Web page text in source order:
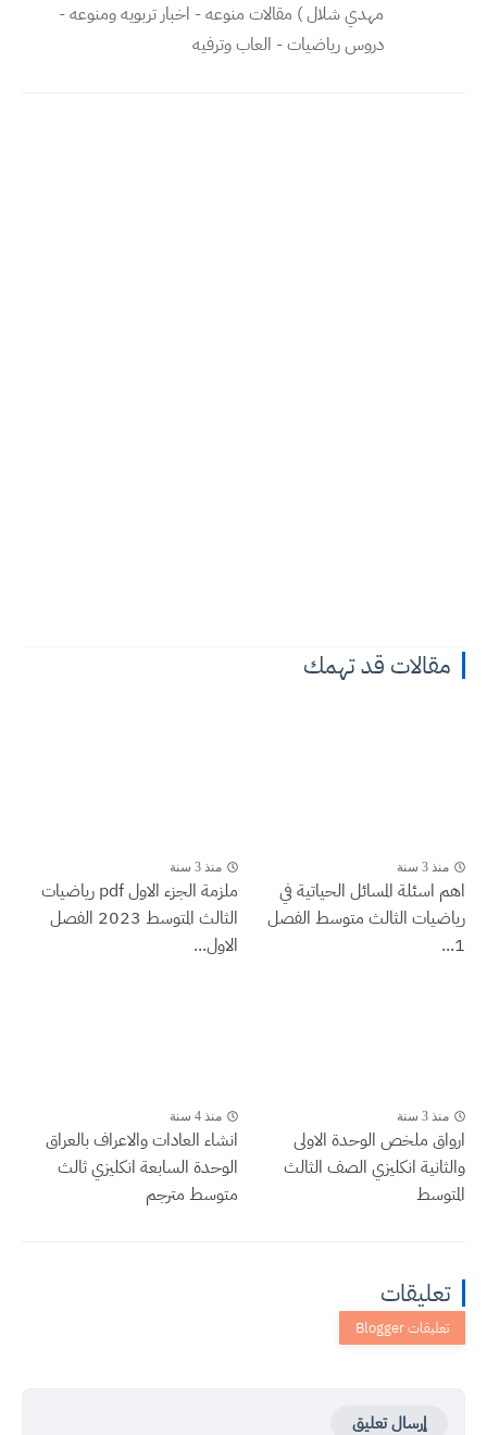
مهدي شلال ) مقالات منوعه - اخبار تربويه ومنوعه -
دروس رياضيات - العاب وترفيه
مقالات قد تهمك
منذ 3 سنة
اهم اسئلة المسائل الحياتية في
رياضيات الثالث متوسط الفصل
1...
منذ 3 سنة
ملزمة الجزء الاول pdf رياضيات
الثالث المتوسط 2023 الفصل
الاول...
منذ 3 سنة
ارواق ملخص الوحدة الاولى
والثانية انكليزي الصف الثالث
المتوسط
منذ 4 سنة
انشاء العادات والاعراف بالعراق
الوحدة السابعة انكليزي ثالث
متوسط مترجم
تعليقات
إرسال تعليق